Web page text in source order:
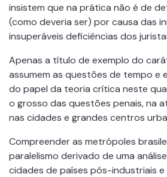
insistem que na prática não é de
(como deveria ser) por causa das
insuperáveis deficiências dos
Apenas a título de exemplo do
assumem as questões de tempo e
do papel da teoria crítica neste
o grosso das questões penais, na
nas cidades e grandes centros
Compreender as metrópoles
paralelismo derivado de uma
cidades de países pós-industriais